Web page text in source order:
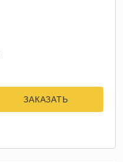
ЗАКАЗАТЬ